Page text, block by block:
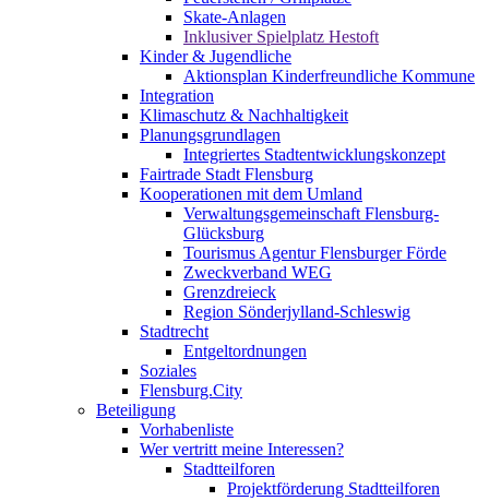
Skate-Anlagen
Inklusiver Spielplatz Hestoft
Kinder & Jugendliche
Aktionsplan Kinderfreundliche Kommune
Integration
Klimaschutz & Nachhaltigkeit
Planungsgrundlagen
Integriertes Stadtentwicklungskonzept
Fairtrade Stadt Flensburg
Kooperationen mit dem Umland
Verwaltungsgemeinschaft Flensburg-
Glücksburg
Tourismus Agentur Flensburger Förde
Zweckverband WEG
Grenzdreieck
Region Sönderjylland-Schleswig
Stadtrecht
Entgeltordnungen
Soziales
Flensburg.City
Beteiligung
Vorhabenliste
Wer vertritt meine Interessen?
Stadtteilforen
Projektförderung Stadtteilforen